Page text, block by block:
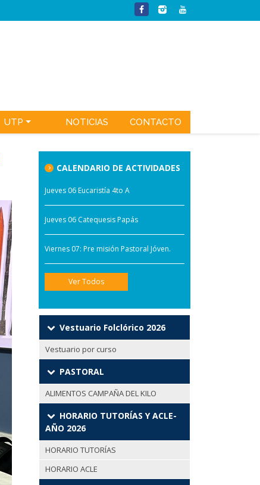
UTP NOTICIAS CONTACTO
CALENDARIO DE ACTIVIDADES
Jueves 06 Eucaristía 4to A
Jueves 06 Catequesis Papás
Viernes 07: Pre misión Pastoral Jóven.
Ver Todos
Vestuario Folclórico 2026
Vestuario por curso
PASTORAL
ALIMENTOS CAMPAÑA DEL KILO
HORARIO TUTORÍAS Y ACLE-
AÑO 2026
HORARIO TUTORÍAS
HORARIO ACLE